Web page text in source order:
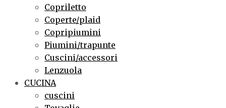
Copriletto
Coperte/plaid
Copripiumini
Piumini/trapunte
Cuscini/accessori
Lenzuola
CUCINA
cuscini